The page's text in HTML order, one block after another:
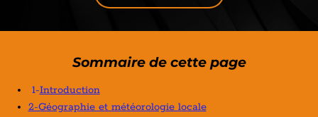
Sommaire de cette page
1-Introduction
2-Géographie et météorologie locale